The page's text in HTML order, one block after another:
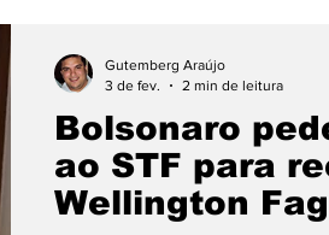
Bolsonaro
ao STF para
Wellington
Gutemberg Araújo
3 de fev.
2 min de leitura